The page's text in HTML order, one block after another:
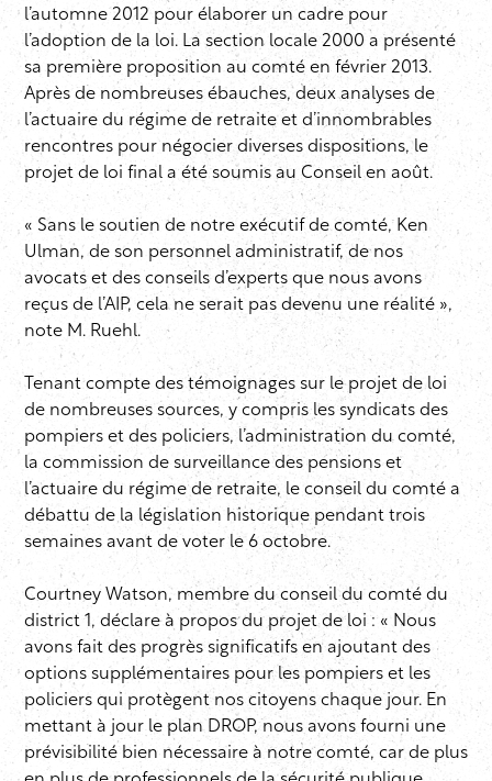
l’automne 2012 pour élaborer un cadre pour
l’adoption de la loi. La section locale 2000 a présenté
sa première proposition au comté en février 2013.
Après de nombreuses ébauches, deux analyses de
l’actuaire du régime de retraite et d’innombrables
rencontres pour négocier diverses dispositions, le
projet de loi final a été soumis au Conseil en août.
« Sans le soutien de notre exécutif de comté, Ken
Ulman, de son personnel administratif, de nos
avocats et des conseils d’experts que nous avons
reçus de l’AIP, cela ne serait pas devenu une réalité »,
note M. Ruehl.
Tenant compte des témoignages sur le projet de loi
de nombreuses sources, y compris les syndicats des
pompiers et des policiers, l’administration du comté,
la commission de surveillance des pensions et
l’actuaire du régime de retraite, le conseil du comté a
débattu de la législation historique pendant trois
semaines avant de voter le 6 octobre.
Courtney Watson, membre du conseil du comté du
district 1, déclare à propos du projet de loi : « Nous
avons fait des progrès significatifs en ajoutant des
options supplémentaires pour les pompiers et les
policiers qui protègent nos citoyens chaque jour. En
mettant à jour le plan DROP, nous avons fourni une
prévisibilité bien nécessaire à notre comté, car de plus